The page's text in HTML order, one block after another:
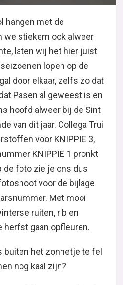
hangen met de
we stiekem ook alweer
laten wij het hier juist
lopen op de
door elkaar, zelfs zo dat
Pasen al geweest is en
hoofd alweer bij de Sint
van dit jaar. Collega Trui
voor KNIPPIE 3,
KNIPPIE 1 pronkt
de foto zie je ons dus
voor de bijlage
Met mooi
ruiten, rib en
herfst gaan opfleuren.
buiten het zonnetje te fel
nog kaal zijn?